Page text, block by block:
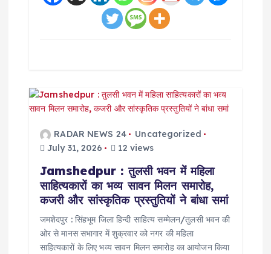
RADAR NEWS 24
Uncategorized
July 31, 2026
12 views
Jamshedpur : तुलसी भवन में महिला
साहित्यकारों का भव्य सावन मिलन समारोह,
कजरी और सांस्कृतिक प्रस्तुतियों ने बांधा समां
जमशेदपुर : सिंहभूम जिला हिन्दी साहित्य सम्मेलन/तुलसी भवन की
ओर से मानस सभागार में शुक्रवार को नगर की महिला
साहित्यकारों के लिए भव्य सावन मिलन समारोह का आयोजन किया